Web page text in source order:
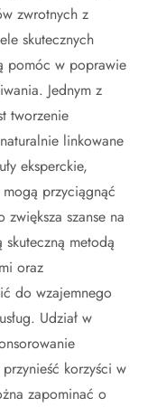
zwrotnych z
skutecznych
pomóc w poprawie
Jednym z
tworzenie
linkowane
eksperckie,
przyciągnąć
szanse na
metodą
oraz
do wzajemnego
Udział w
korzyści w
zapominać o